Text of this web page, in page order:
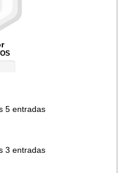
5 entradas
3 entradas